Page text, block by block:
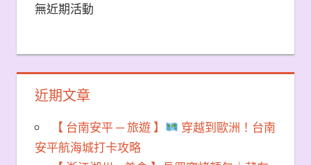
無近期活動
近期文章
【 台南安平 ─ 旅遊 】
穿越到歐洲！台南
安平航海城打卡攻略